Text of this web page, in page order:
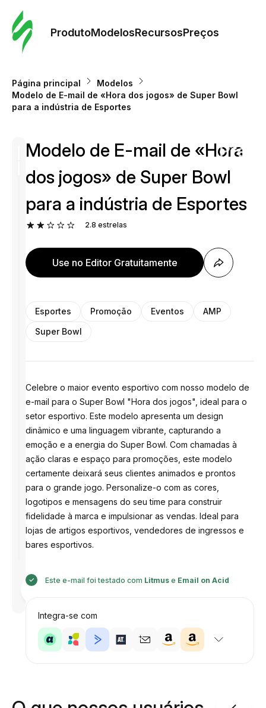
ProdutoModelosRecursosPreços
Página principal
Modelos
Modelo de E-mail de «Hora dos jogos» de Super Bowl
para a indústria de Esportes
Desenhado
Modelo de E-mail de «Hora
dos jogos» de Super Bowl
para a indústria de Esportes
2.8 estrelas
Use no Editor Gratuitamente
Esportes Promoção Eventos
AMP
Super Bowl
Celebre o maior evento esportivo com nosso modelo de
e-mail para o Super Bowl "Hora dos jogos", ideal para o
setor esportivo. Este modelo apresenta um design
dinâmico e uma linguagem vibrante, capturando a
emoção e a energia do Super Bowl. Com chamadas à
ação claras e espaço para promoções, este modelo
certamente deixará seus clientes animados e prontos
para o grande jogo. Personalize-o com as cores,
logotipos e mensagens do seu time para construir
fidelidade à marca e impulsionar as vendas. Ideal para
lojas de artigos esportivos, vendedores de ingressos e
bares esportivos.
Este e-mail foi testado com Litmus e Email on Acid
Integra-se com